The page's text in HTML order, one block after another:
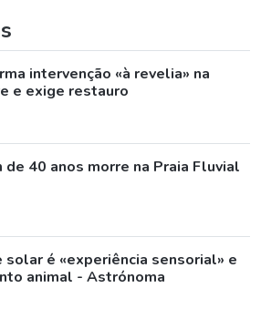
intervenção «à revelia» na
e exige restauro
de 40 anos morre na Praia Fluvial
solar é «experiência sensorial» e
animal - Astrónoma